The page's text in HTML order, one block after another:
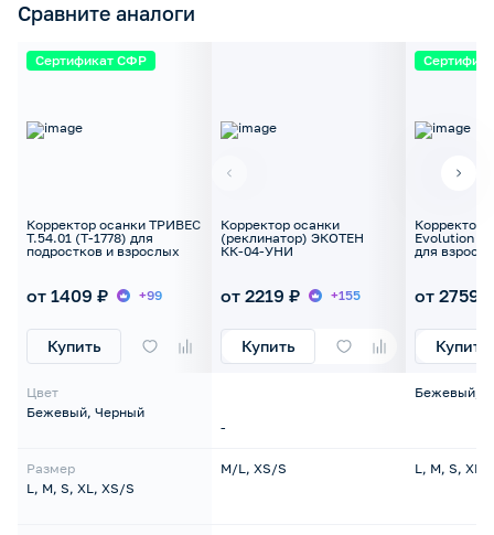
Сравните аналоги
Сертификат СФР
Корректор осанки ТРИВЕС
Т.54.01 (Т-1778) для
подростков и взрослых
от 1409 ₽ +99
Купить
Цвет
Бежевый, Черный
Размер
L, M, S, XL, XS/S
Корректор осанки
(реклинатор) ЭКОТЕН
КК-04-УНИ
от 2219 ₽ +155
Купить
-
M/L, XS/S
Корректор
Evolution
для
от 2759 ₽
Купить
Бежевый,
L, M, S, XL,